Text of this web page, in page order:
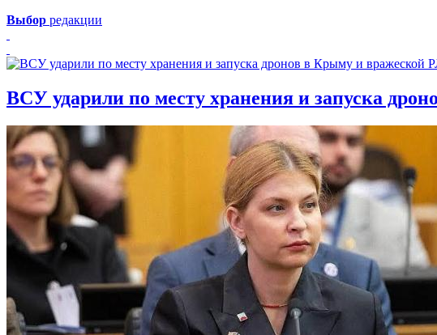
Выбор редакции
ВСУ ударили по месту хранения и запуска